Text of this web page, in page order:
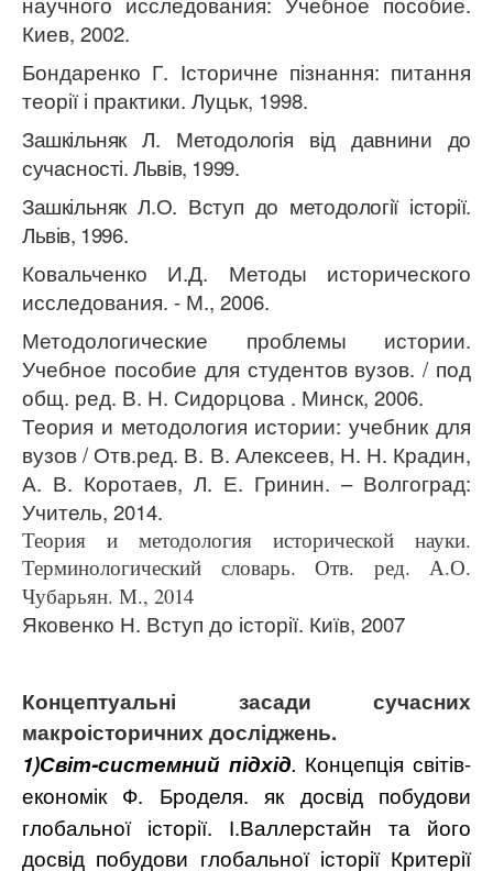
Киев, 2002.
Бондаренко Г. Історичне пізнання: питання
теорії і практики. Луцьк, 1998.
Зашкільняк Л. Методологія від давнини до
сучасності. Львів, 1999.
Зашкільняк Л.О. Вступ до методології історії.
Львів, 1996.
Ковальченко И.Д. Методы исторического
исследования. - М., 2006.
Методологические проблемы истории.
Учебное пособие для студентов вузов. / под
общ. ред. В. Н. Сидорцова . Минск, 2006.
Теория и методология истории:учебник для
вузов / Отв.ред. В. В. Алексеев, Н. Н. Крадин,
А. В. Коротаев, Л. Е. Гринин. – Волгоград:
Учитель, 2014.
Теория и методология исторической науки.
Терминологический словарь. Отв. ред. А.О.
Чубарьян. М., 2014
Яковенко Н. Вступ до історії. Київ, 2007
Концептуальні засади сучасних
макроісторичних досліджень.
1)Світ-системний підхід. Концепція світів-
економік Ф. Броделя. як досвід побудови
глобальної історії. І.Валлерстайн та його
досвід побудови глобальної історії Критерії